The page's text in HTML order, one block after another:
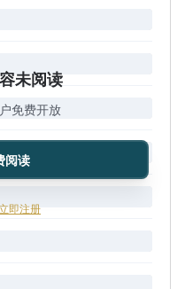
未阅读
免费开放
阅读
即注册